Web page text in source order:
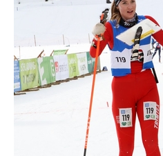
TUR-ORIENTERING
STOLPEJAKTEN
TRENINGSLØP
ØSTFOLDSPRINTEN
BYTTEHELGEN
SOMMER-O-SKOLE